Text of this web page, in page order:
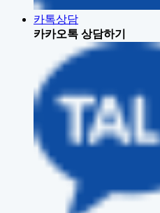
카톡상담
카카오톡 상담하기